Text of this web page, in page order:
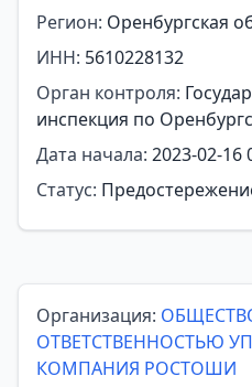
Регион: Оренбургская
ИНН: 5610228132
Орган контроля:
инспекция по
Дата начала: 2023-02-16
Статус:
Организация:
ОТВЕТСТВЕННОСТЬЮ
КОМПАНИЯ РОСТОШИ